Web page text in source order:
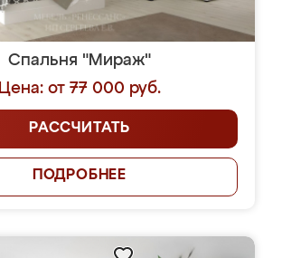
Спальня "Мираж"
Цена: от 77 000 руб.
РАССЧИТАТЬ
ПОДРОБНЕЕ